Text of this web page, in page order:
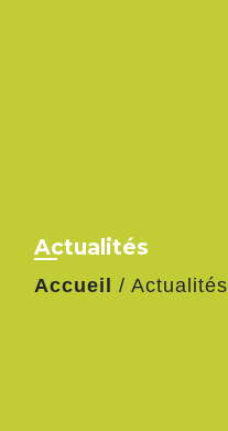
Actualités
Accueil / Actualités